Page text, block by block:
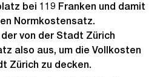
bei 119 Franken und damit
Normkostensatz.
von der Stadt Zürich
also aus, um die Vollkosten
Zürich zu decken.